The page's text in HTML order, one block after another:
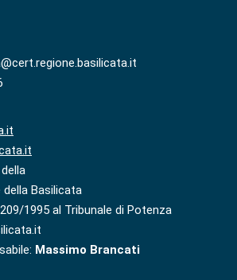
della Basilicata
1995 al Tribunale di Potenza
Massimo Brancati